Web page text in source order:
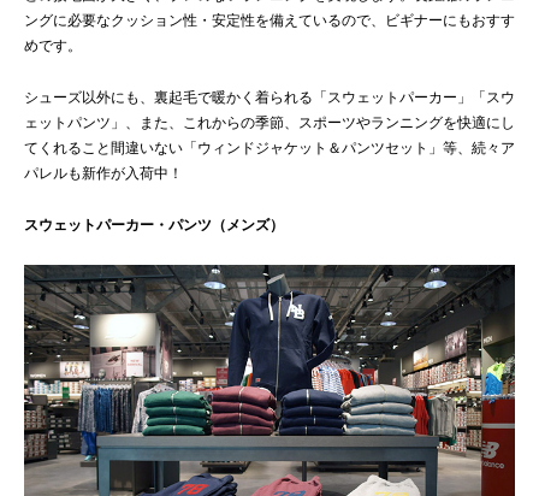
ングに必要なクッション性・安定性を備えているので、ビギナーにもおすす
めです。
シューズ以外にも、裏起毛で暖かく着られる「スウェットパーカー」「スウ
ェットパンツ」、また、これからの季節、スポーツやランニングを快適にし
てくれること間違いない「ウィンドジャケット＆パンツセット」等、続々ア
パレルも新作が入荷中！
スウェットパーカー・パンツ（メンズ）